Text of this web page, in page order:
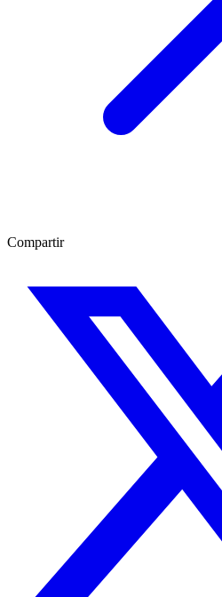
Compartir